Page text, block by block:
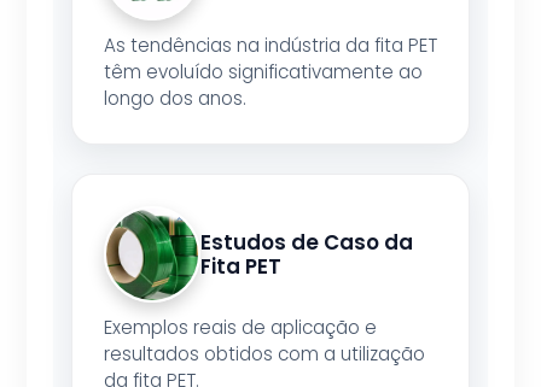
As tendências na indústria da fita PET
têm evoluído significativamente ao
longo dos anos.
Estudos de Caso da
Fita PET
Exemplos reais de aplicação e
resultados obtidos com a utilização
da fita PET.